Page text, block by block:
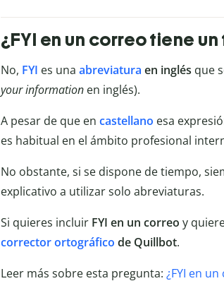
¿FYI en un correo tiene
No, FYI es una abreviatura en inglés que
your information en inglés).
A pesar de que en castellano esa
es habitual en el ámbito profesional
No obstante, si se dispone de tiempo,
explicativo a utilizar solo abreviaturas.
Si quieres incluir FYI en un correo y
corrector ortográfico de Quillbot.
Leer más sobre esta pregunta: ¿FYI en